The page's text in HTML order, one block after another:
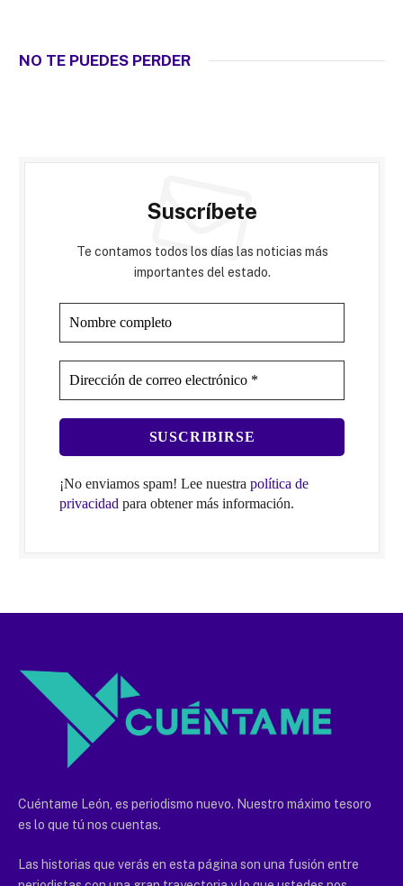
NO TE PUEDES PERDER
Suscríbete
Te contamos todos los días las noticias más
importantes del estado.
¡No enviamos spam! Lee nuestra política de
privacidad para obtener más información.
Cuéntame León, es periodismo nuevo. Nuestro máximo tesoro
es lo que tú nos cuentas.
Las historias que verás en esta página son una fusión entre